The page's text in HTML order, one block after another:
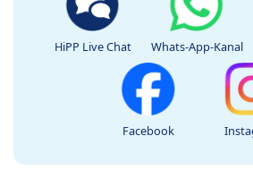
HiPP Live Chat Whats-App-Kanal
Facebook